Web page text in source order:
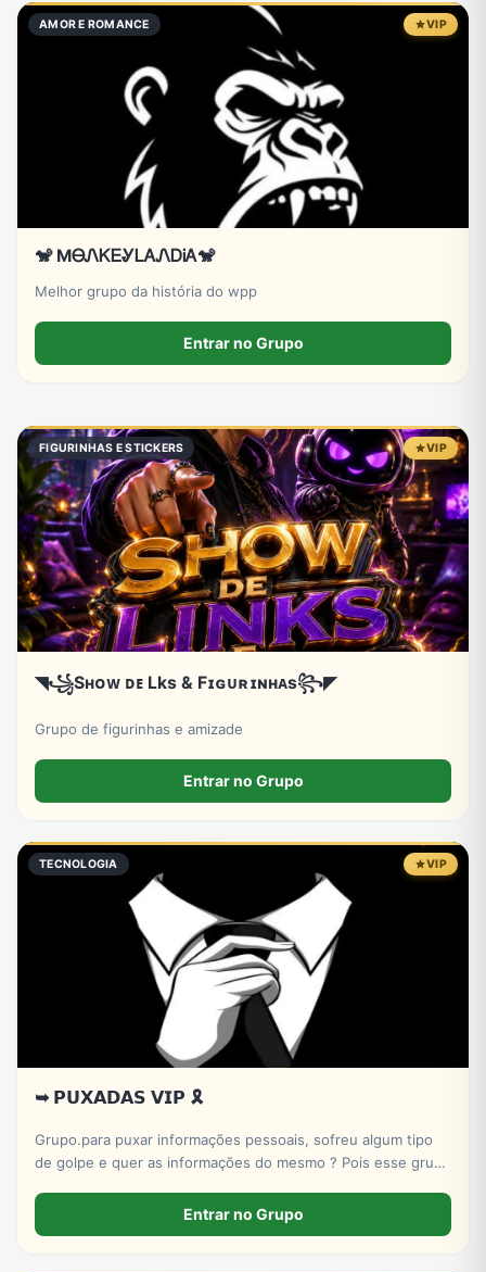
AMOR E ROMANCE VIP
🐒 MᎾᏁᏦᎬᎽᏞᎪᏁᎠᎥᎪ🐒
Melhor grupo da história do wpp
Entrar no Grupo
FIGURINHAS E STICKERS VIP
◥꧁Sʜᴏᴡ ᴅᴇ Lks & Fɪɢᴜʀɪɴʜᴀs꧂◤
Grupo de figurinhas e amizade
Entrar no Grupo
TECNOLOGIA VIP
➥ 𝗣𝗨𝗫𝗔𝗗𝗔𝗦 𝗩𝗜𝗣 🎗️
Grupo.para puxar informações pessoais, sofreu algum tipo
de golpe e quer as informações do mesmo ? Pois esse grupo
Entrar no Grupo